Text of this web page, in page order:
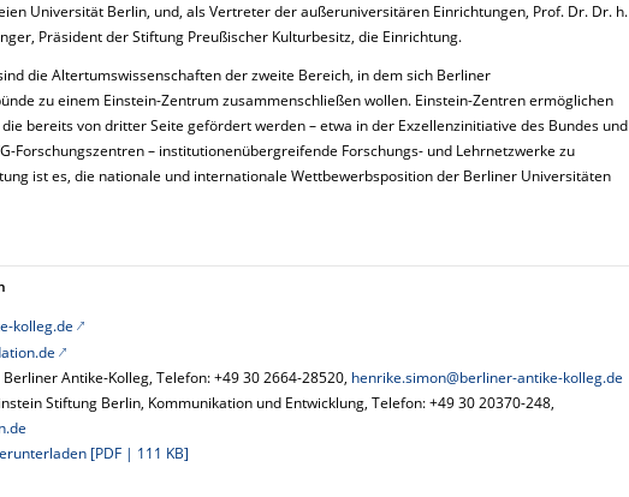
Universität Berlin, und, als Vertreter der außeruniversitären Einrichtungen, Prof. Dr. Dr. h.
Präsident der Stiftung Preußischer Kulturbesitz, die Einrichtung.
die Altertumswissenschaften der zweite Bereich, in dem sich Berliner
zu einem Einstein-Zentrum zusammenschließen wollen. Einstein-Zentren ermöglichen
bereits von dritter Seite gefördert werden – etwa in der Exzellenzinitiative des Bundes und
Forschungszentren – institutionenübergreifende Forschungs- und Lehrnetzwerke zu
ist es, die nationale und internationale Wettbewerbsposition der Berliner Universitäten
kolleg.de
Berliner Antike-Kolleg, Telefon: +49 30 2664-28520, henrike.simon@berliner-antike-kolleg.de
Stiftung Berlin, Kommunikation und Entwicklung, Telefon: +49 30 20370-248,
[PDF | 111 KB]